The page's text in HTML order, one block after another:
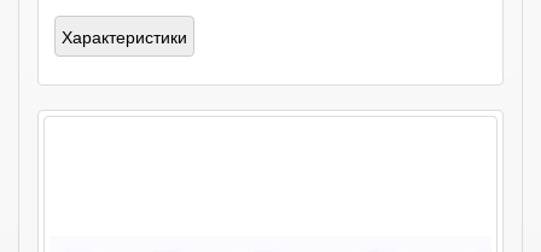
Характеристики